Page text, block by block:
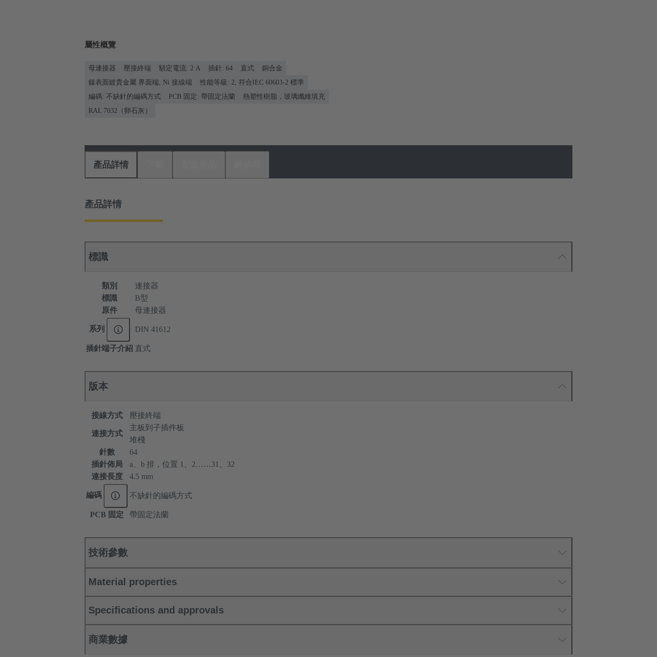
屬性概覽
母連接器 壓接終端 額定電流: ‌2 A 插針: 64 直式
銅合金
鎳表面鍍貴金屬 界面端, Ni 接線端
性能等級: 2, 符合IEC 60603-2 標準
編碼: 不缺針的編碼方式
PCB 固定: 帶固定法蘭
熱塑性樹脂，玻璃纖維填充
RAL 7032（卵石灰）
產品詳情
產品詳情
標識
類別
連接器
標識
B型
原件
母連接器
系列 DIN 41612
插針端子介紹 直式
版本
接線方式 壓接終端
連接方式
主板到子插件板
堆棧
針數
64
插針佈局
a、b 排，位置 1、2……31、32
連接長度
4.5 mm
編碼 不缺針的編碼方式
PCB 固定 帶固定法蘭
技術參數
Material properties
Specifications and approvals
商業數據